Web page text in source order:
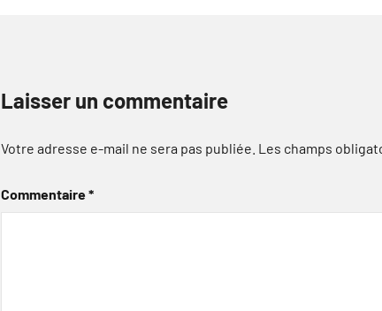
Laisser un commentaire
Votre adresse e-mail ne sera pas publiée. Les champs
Commentaire*